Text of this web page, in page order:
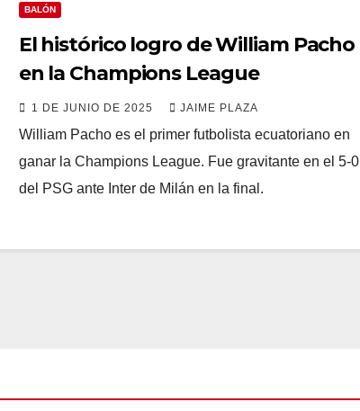
BALÓN
El histórico logro de William Pacho
en la Champions League
1 DE JUNIO DE 2025 JAIME PLAZA
William Pacho es el primer futbolista ecuatoriano en
ganar la Champions League. Fue gravitante en el 5-0
del PSG ante Inter de Milán en la final.